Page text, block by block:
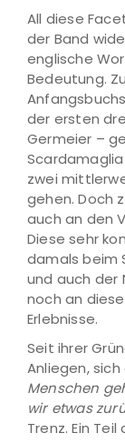
All diese
der Band
englische
Bedeutung.
der ersten
Germeier –
zwei
gehen. Doch
auch an den
Diese sehr
damals beim
und auch der
noch an
Erlebnisse.
Seit ihrer
Anliegen,
Menschen
wir etwas
Trenz. Ein